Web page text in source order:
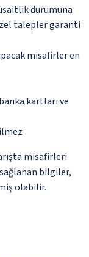
durumuna
talepler garanti
misafirler en
kartları ve
misafirleri
bilgiler,
olabilir.